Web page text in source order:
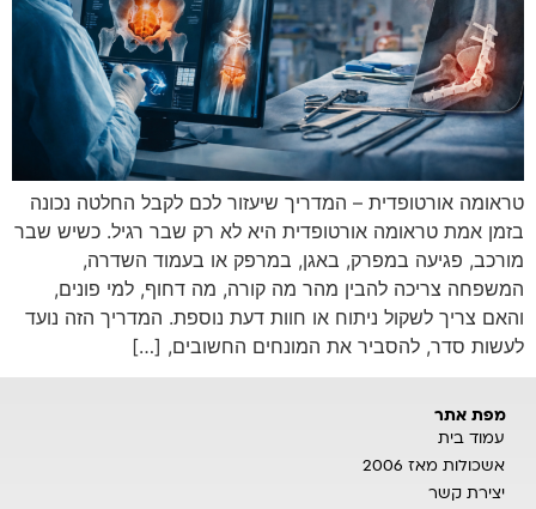
טראומה אורטופדית – המדריך שיעזור לכם לקבל החלטה נכונה
בזמן אמת טראומה אורטופדית היא לא רק שבר רגיל. כשיש שבר
מורכב, פגיעה במפרק, באגן, במרפק או בעמוד השדרה,
המשפחה צריכה להבין מהר מה קורה, מה דחוף, למי פונים,
והאם צריך לשקול ניתוח או חוות דעת נוספת. המדריך הזה נועד
לעשות סדר, להסביר את המונחים החשובים, […]
מפת אתר
עמוד בית
אשכולות מאז 2006
יצירת קשר